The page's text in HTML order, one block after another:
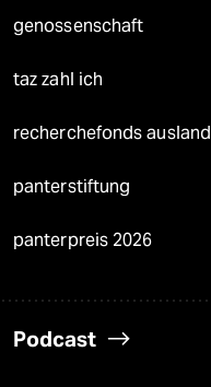
genossenschaft
taz zahl ich
recherchefonds ausland
panterstiftung
panterpreis 2026
Podcast